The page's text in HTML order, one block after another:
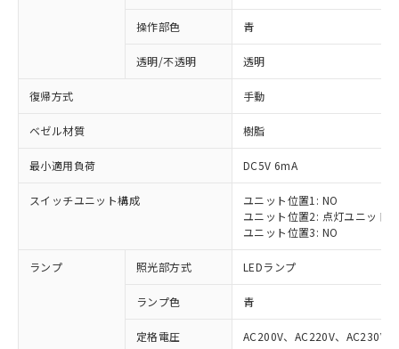
操作部色 青
透明/不透明 透明
復帰方式 手動
ベゼル材質 樹脂
最小適用負荷 DC5V 6mA
スイッチユニット構成
ユニット位置1: NO
ユニット位置2: 点灯ユニット
ユニット位置3: NO
ランプ 照光部方式 LEDランプ
ランプ色 青
定格電圧 AC200V、AC220V、AC230V